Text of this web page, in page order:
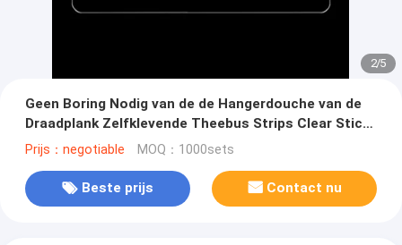
2/5
Geen Boring Nodig van de de Hangerdouche van de
Draadplank Zelfklevende Theebus Strips Clear Stick
op Doucheplank
Prijs：negotiable MOQ：1000sets
Beste prijs Contact nu